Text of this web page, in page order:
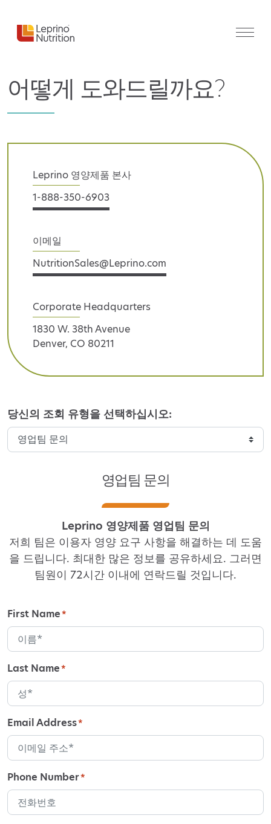
어떻게 도와드릴까요?
Leprino 영양제품 본사
1-888-350-6903
이메일
NutritionSales@Leprino.com
Corporate Headquarters
1830 W. 38th Avenue
Denver, CO 80211
당신의 조회 유형을 선택하십시오:
영업팀 문의
Leprino 영양제품 영업팀 문의
저희 팀은 이용자 영양 요구 사항을 해결하는 데 도움
을 드립니다. 최대한 많은 정보를 공유하세요. 그러면
팀원이 72시간 이내에 연락드릴 것입니다.
First Name*
Last Name*
Email Address*
Phone Number*